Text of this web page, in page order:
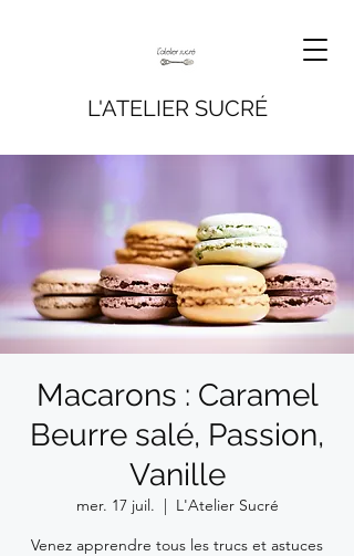
L'ATELIER SUCRÉ
Macarons : Caramel
Beurre salé, Passion,
Vanille
mer. 17 juil.
  |
L'Atelier Sucré
Venez apprendre tous les trucs et astuces